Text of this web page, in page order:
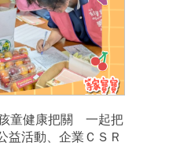
童健康把關 一起把
益活動、企業ＣＳＲ